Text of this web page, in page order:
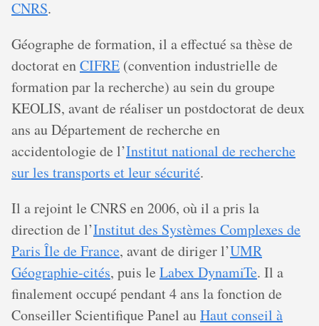
CNRS.
Géographe de formation, il a effectué sa thèse de
doctorat enCIFRE (convention industrielle de
formation par la recherche) au sein du groupe
KEOLIS, avant de réaliser un postdoctorat de deux
ans au Département de recherche en
accidentologie de l’Institut national de recherche
sur les transports et leur sécurité.
Il a rejoint le CNRS en 2006, où il a pris la
direction de l’Institut des Systèmes Complexes de
Paris Île de France, avant de diriger l’UMR
Géographie-cités, puis le Labex DynamiTe. Il a
finalement occupé pendant 4 ans la fonction de
Conseiller Scientifique Panel auHaut conseil à